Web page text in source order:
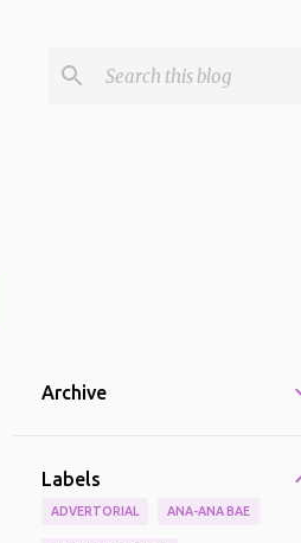
Archive
Labels
ADVERTORIAL ANA-ANA BAE